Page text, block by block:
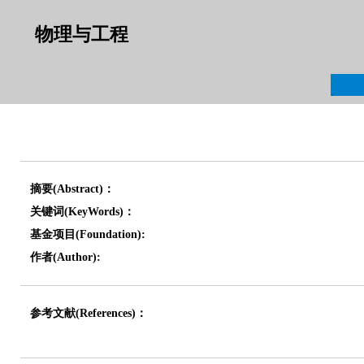
物理与工程
摘要(Abstract)：
关键词(KeyWords)：
基金项目(Foundation):
作者(Author):
参考文献(References)：